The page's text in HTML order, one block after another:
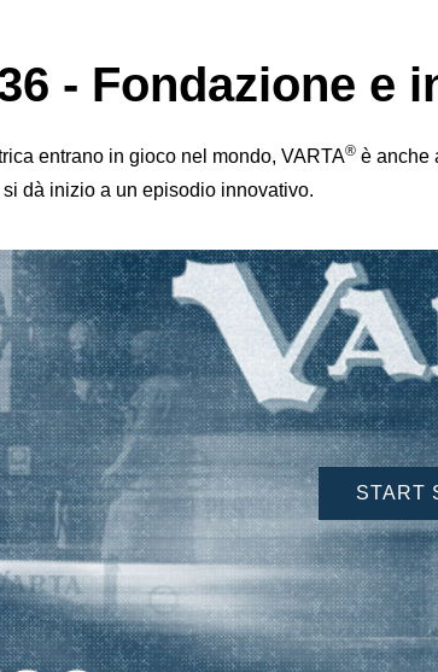
- Fondazione e
entrano in gioco nel mondo, VARTA® è anche
dà inizio a un episodio innovativo.
START